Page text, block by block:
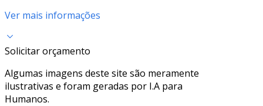
Ver mais informações
Solicitar orçamento
Algumas imagens deste site são meramente
ilustrativas e foram geradas por I.A para
Humanos.